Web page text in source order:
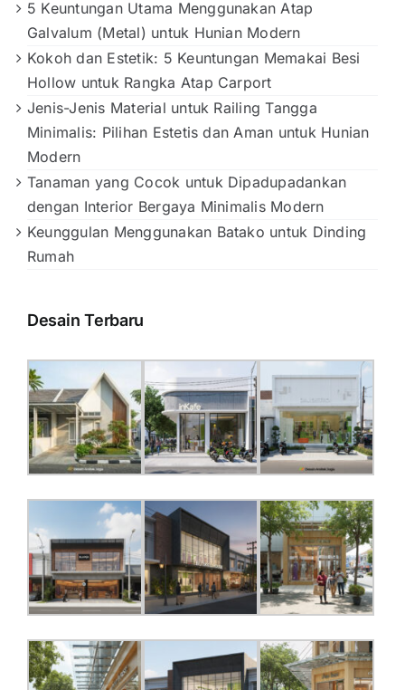
5 Keuntungan Utama Menggunakan Atap
Galvalum (Metal) untuk Hunian Modern
Kokoh dan Estetik: 5 Keuntungan Memakai Besi
Hollow untuk Rangka Atap Carport
Jenis-Jenis Material untuk Railing Tangga
Minimalis: Pilihan Estetis dan Aman untuk Hunian
Modern
Tanaman yang Cocok untuk Dipadupadankan
dengan Interior Bergaya Minimalis Modern
Keunggulan Menggunakan Batako untuk Dinding
Rumah
Desain Terbaru